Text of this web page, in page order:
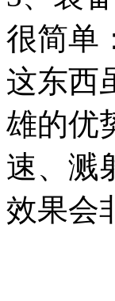
很简单
这东西
雄的优
速、溅
效果会